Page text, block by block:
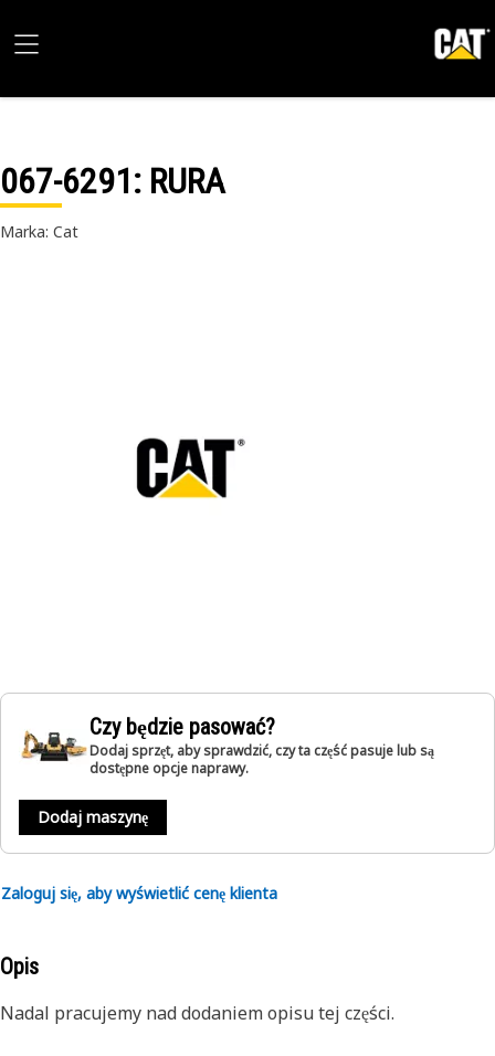
067-6291: RURA
Marka: Cat
Czy będzie pasować?
Dodaj sprzęt, aby sprawdzić, czy ta część pasuje lub są
dostępne opcje naprawy.
Dodaj maszynę
Zaloguj się, aby wyświetlić cenę klienta
Opis
Nadal pracujemy nad dodaniem opisu tej części.